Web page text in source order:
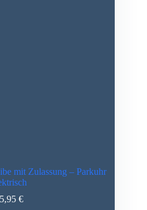
mit Zulassung – Parkuhr
€